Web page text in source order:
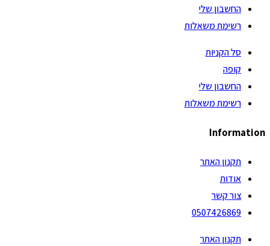
החשבון שלי
רשימת משאלות
סל הקניות
קופה
החשבון שלי
רשימת משאלות
Information
תקנון האתר
אודות
צור קשר
0507426869
תקנון האתר